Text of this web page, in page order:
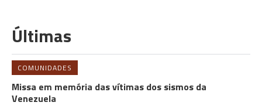
Últimas
COMUNIDADES
Missa em memória das vítimas dos sismos da
Venezuela